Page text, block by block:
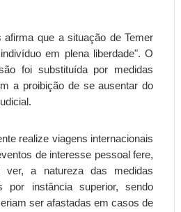
afirma que a situação de Temer
em plena liberdade". O
foi substituída por medidas
a proibição de se ausentar do
realize viagens internacionais
de interesse pessoal fere,
a natureza das medidas
por instância superior, sendo
ser afastadas em casos de